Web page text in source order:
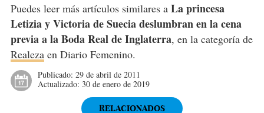
Puedes leer más artículos similares a La princesa
Letizia y Victoria de Suecia deslumbran en la cena
previa a la Boda Real de Inglaterra, en la categoría de
Realezaen Diario Femenino.
Publicado: 29 de abril de 2011
Actualizado: 30 de enero de 2019
RELACIONADOS